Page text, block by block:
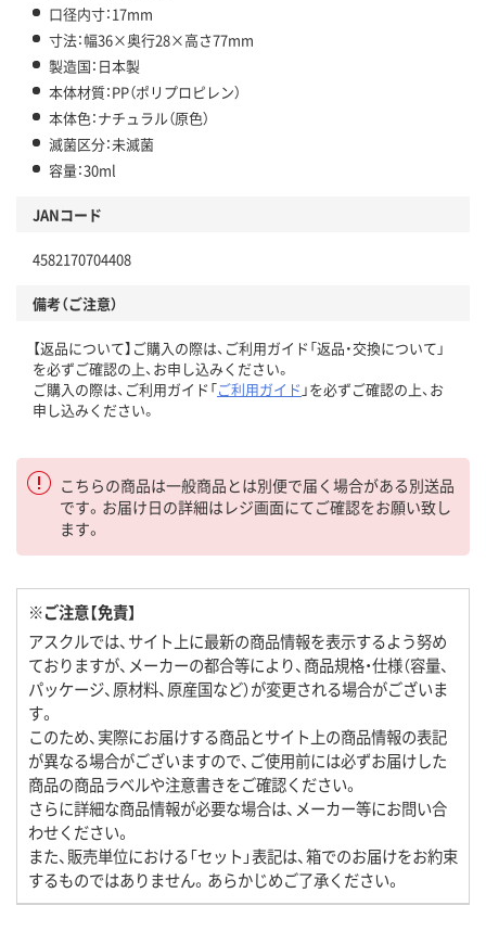
口径内寸：17mm
寸法：幅36×奥行28×高さ77mm
製造国：日本製
本体材質：PP（ポリプロピレン）
本体色：ナチュラル（原色）
滅菌区分：未滅菌
容量：30ml
JANコード
4582170704408
備考（ご注意）
【返品について】ご購入の際は、ご利用ガイド「返品・交換について」
を必ずご確認の上、お申し込みください。
ご購入の際は、ご利用ガイド「ご利用ガイド 」を必ずご確認の上、お
申し込みください。
こちらの商品は一般商品とは別便で届く場合がある別送品
です。お届け日の詳細はレジ画面にてご確認をお願い致し
ます。
※ご注意【免責】
アスクルでは、サイト上に最新の商品情報を表示するよう努め
ておりますが、メーカーの都合等により、商品規格・仕様（容量、
パッケージ、原材料、原産国など）が変更される場合がございま
す。
このため、実際にお届けする商品とサイト上の商品情報の表記
が異なる場合がございますので、ご使用前には必ずお届けした
商品の商品ラベルや注意書きをご確認ください。
さらに詳細な商品情報が必要な場合は、メーカー等にお問い合
わせください。
また、販売単位における「セット」表記は、箱でのお届けをお約束
するものではありません。あらかじめご了承ください。